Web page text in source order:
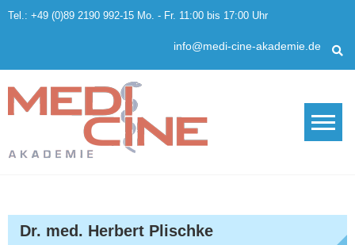
Skip
Tel.: +49 (0)89 2190 992-15 Mo. - Fr. 11:00 bis 17:00 Uhr
info@medi-cine-akademie.de
Dr. med. Herbert Plischke